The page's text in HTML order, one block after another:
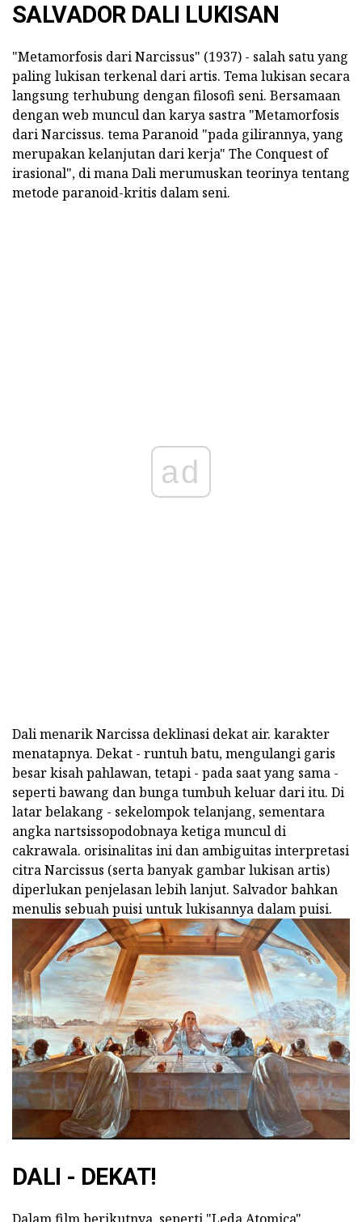
SALVADOR DALI LUKISAN
"Metamorfosis dari Narcissus" (1937) - salah satu yang
paling lukisan terkenal dari artis. Tema lukisan secara
langsung terhubung dengan filosofi seni. Bersamaan
dengan web muncul dan karya sastra "Metamorfosis
dari Narcissus. tema Paranoid "pada gilirannya, yang
merupakan kelanjutan dari kerja" The Conquest of
irasional", di mana Dali merumuskan teorinya tentang
metode paranoid-kritis dalam seni.
ad
Dali menarik Narcissa deklinasi dekat air. karakter
menatapnya. Dekat - runtuh batu, mengulangi garis
besar kisah pahlawan, tetapi - pada saat yang sama -
seperti bawang dan bunga tumbuh keluar dari itu. Di
latar belakang - sekelompok telanjang, sementara
angka nartsissopodobnaya ketiga muncul di
cakrawala. orisinalitas ini dan ambiguitas interpretasi
citra Narcissus (serta banyak gambar lukisan artis)
diperlukan penjelasan lebih lanjut. Salvador bahkan
menulis sebuah puisi untuk lukisannya dalam puisi.
DALI - DEKAT!